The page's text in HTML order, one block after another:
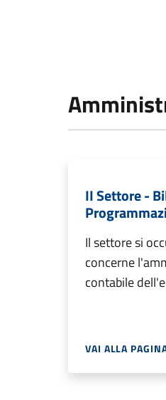
II Settore -
Il settore si
concerne
contabile
VAI ALLA